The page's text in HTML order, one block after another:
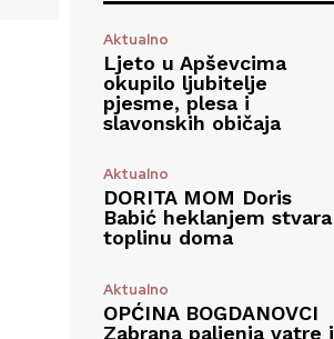
Aktualno
Ljeto u Apševcima
okupilo ljubitelje
pjesme, plesa i
slavonskih običaja
Aktualno
DORITA MOM Doris
Babić heklanjem stvara
toplinu doma
Aktualno
OPĆINA BOGDANOVCI
Zabrana paljenja vatre i